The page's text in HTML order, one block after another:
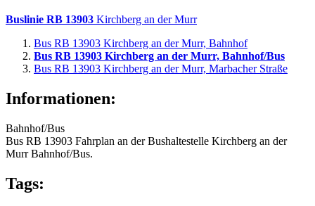
Buslinie RB 13903 Kirchberg an der Murr
Bus RB 13903 Kirchberg an der Murr, Bahnhof
Bus RB 13903 Kirchberg an der Murr, Bahnhof/Bus
Bus RB 13903 Kirchberg an der Murr, Marbacher Straße
Informationen:
Bahnhof/Bus
Bus RB 13903 Fahrplan an der Bushaltestelle Kirchberg an der
Murr Bahnhof/Bus.
Tags: